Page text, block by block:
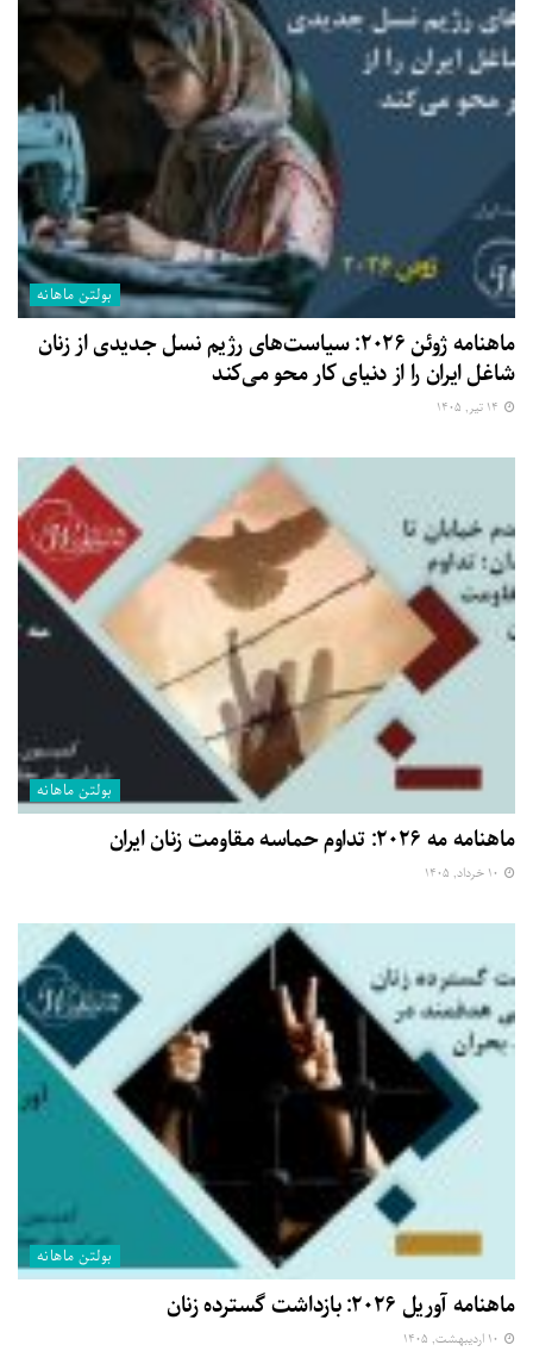
بولتن ماهانه
ماهنامه ژوئن ۲۰۲۶: سیاست‌های رژیم نسل جدیدی از زنان
شاغل ایران را از دنیای کار محو می‌کند
بولتن ماهانه
ماهنامه مه ۲۰۲۶: تداوم حماسه مقاومت زنان ایران
بولتن ماهانه
ماهنامه آوریل ۲۰۲۶: بازداشت گسترده زنان